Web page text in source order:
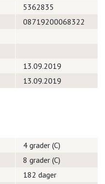
5362835
08719200068322
13.09.2019
13.09.2019
4 grader (C)
8 grader (C)
182 dager